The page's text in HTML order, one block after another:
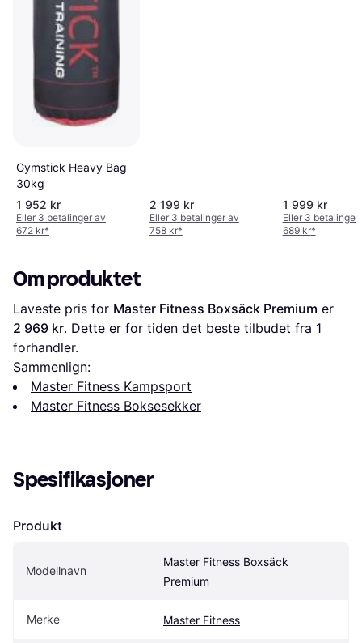
Gymstick Heavy Bag
30kg
1 952 kr
Eller 3 betalinger av
672 kr*
2 199 kr
Eller 3 betalinger av
758 kr*
1 999 kr
Eller 3 betalinger
689 kr*
Om produktet
Laveste pris for Master Fitness Boxsäck Premium
2 969 kr. Dette er for tiden det beste tilbudet fra 1
forhandler.
Sammenlign:
Master Fitness Kampsport
Master Fitness Boksesekker
Spesifikasjoner
Produkt
Modellnavn
Master Fitness Boxsäck
Premium
Merke Master Fitness